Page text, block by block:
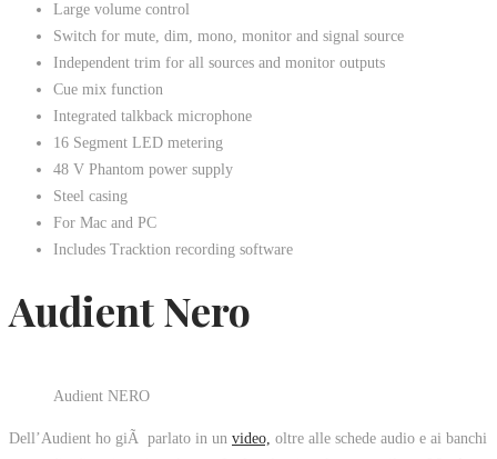
Large volume control
Switch for mute, dim, mono, monitor and signal source
Independent trim for all sources and monitor outputs
Cue mix function
Integrated talkback microphone
16 Segment LED metering
48 V Phantom power supply
Steel casing
For Mac and PC
Includes Tracktion recording software
Audient Nero
Audient NERO
Dell’Audient ho giÃ parlato in un video, oltre alle schede audio e ai banchi